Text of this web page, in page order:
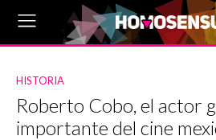
HISTORIA
Roberto Cobo, el actor
importante del cine